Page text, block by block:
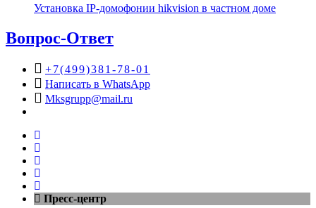
Установка IP-домофонии hikvision в частном доме
Вопрос-Ответ
+7(499)381-78-01
Написать в WhatsApp
Mksgrupp@mail.ru
Пресс-центр